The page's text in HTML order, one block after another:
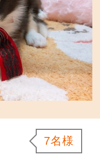
7名様